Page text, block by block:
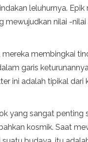
leluhurnya. Epik
mewujudkan nilai -nilai
mereka membingkai
garis
ini adalah tipikal dari
yang sangat penting
kosmik. Saat